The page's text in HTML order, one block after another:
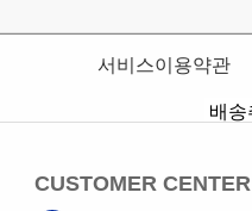
서비스이용약관
CUSTOMER CENTER